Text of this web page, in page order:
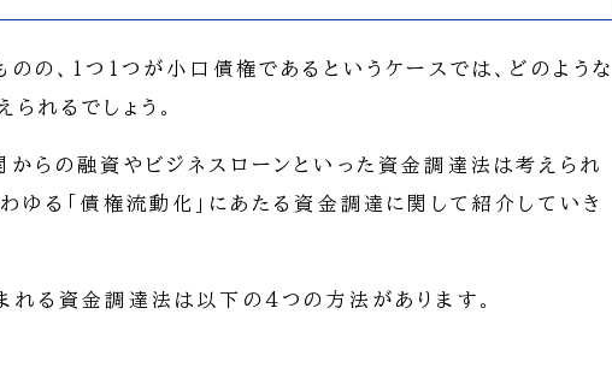
のの、1つ1つが小口債権であるというケースでは、どのような
れるでしょう。
からの融資やビジネスローンといった資金調達法は考えられ
ゆる「債権流動化」にあたる資金調達に関して紹介していき
れる資金調達法は以下の4つの方法があります。